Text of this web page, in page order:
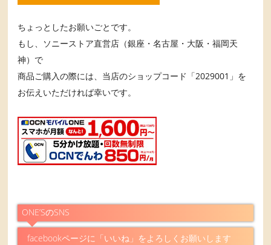
ちょっとしたお願いごとです。
もし、ソニーストア直営店（銀座・名古屋・大阪・福岡天
神）で
商品ご購入の際には、当店のショップコード「2029001」を
お伝えいただければ幸いです。
ONE’SのSNS
facebookページに「いいね」をよろしくお願いします